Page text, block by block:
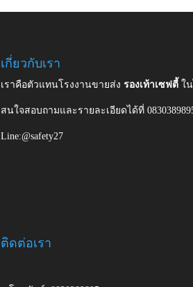
เกี่ยวกับเรา
เราคือตัวแทนโรงงานขายส่งรองเท้าเซฟตี้ใ
สนใจสอบถามและรายละเอียดได้ที่
Line:@safety27
ติดต่อเรา